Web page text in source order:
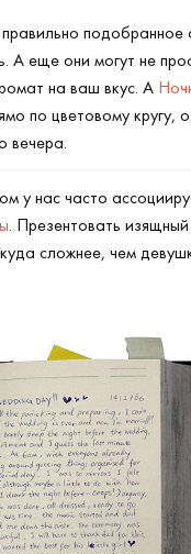
А еще они могут не
на ваш вкус. А
по цветовому
вечера.
у нас часто
. Презентовать изящный
сложнее, чем